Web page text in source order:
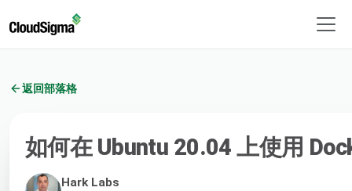
返回部落格
如何在 Ubuntu 20.04 上使用
Hark Labs